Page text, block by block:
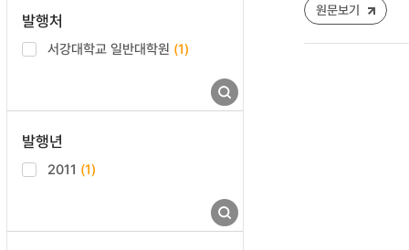
발행처
서강대학교 일반대학원 (1)
발행년
2011 (1)
원문보기